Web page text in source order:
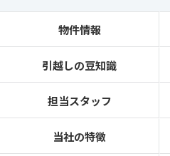
物件情報
引越しの豆知識
担当スタッフ
当社の特徴